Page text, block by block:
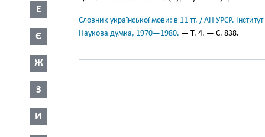
Е
Є
Ж
З
И
Словник української мови: в 11 тт. / АН УРСР.
Наукова думка, 1970—1980. — Т. 4. — С. 838.